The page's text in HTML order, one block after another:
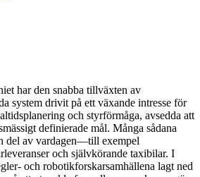
har den snabba tillväxten av
system drivit på ett växande intresse för
och styrförmåga, avsedda att
definierade mål. Många sådana
del av vardagen—till exempel
och självkörande taxibilar. I
och robotikforskarsamhällena lagt ned